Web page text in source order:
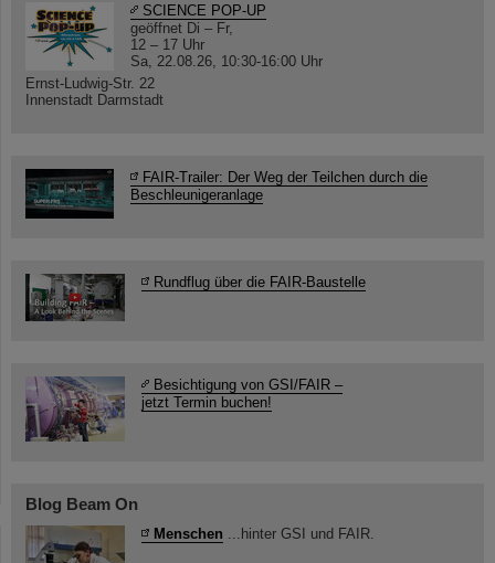
SCIENCE POP-UP
geöffnet Di – Fr,
12 – 17 Uhr
Sa, 22.08.26, 10:30-16:00 Uhr
Ernst-Ludwig-Str. 22
Innenstadt Darmstadt
FAIR-Trailer: Der Weg der Teilchen durch die
Beschleunigeranlage
Rundflug über die FAIR-Baustelle
Besichtigung von GSI/FAIR –
jetzt Termin buchen!
Blog Beam On
Menschen ...hinter GSI und FAIR.